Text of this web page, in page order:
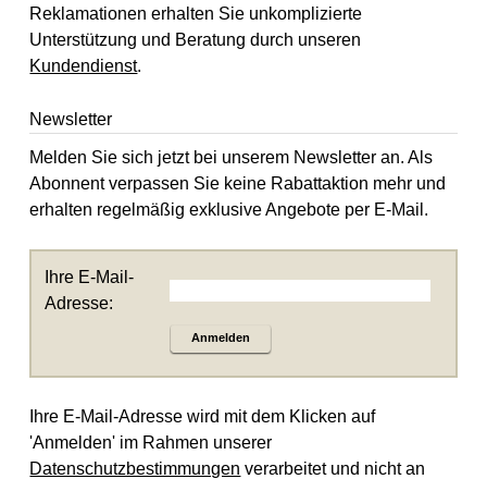
Reklamationen erhalten Sie unkomplizierte
Unterstützung und Beratung durch unseren
Kundendienst.
Newsletter
Melden Sie sich jetzt bei unserem Newsletter an. Als
Abonnent verpassen Sie keine Rabattaktion mehr und
erhalten regelmäßig exklusive Angebote per E-Mail.
Ihre E-Mail-
Adresse:
Anmelden
Ihre E-Mail-Adresse wird mit dem Klicken auf
'Anmelden' im Rahmen unserer
Datenschutzbestimmungen verarbeitet und nicht an